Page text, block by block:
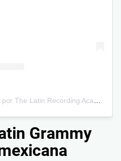
Una publicación compartida por The Latin Recording Academy (@latingrammys)
Grammy